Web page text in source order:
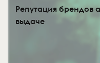
Репутация брендов
выдаче